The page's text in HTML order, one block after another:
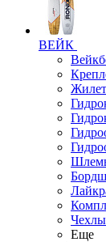
ВЕЙК
Еще